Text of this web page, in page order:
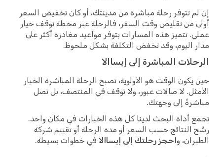
إن لم تتوفر رحلة مباشرة من مدينتك، أو كان تخفيض السعر
أولى من تقليص وقت السفر، فالرحلة عبر محطة توقف خيار
عملي. تتميز هذه المسارات بتوفر مواعيد مغادرة أكثر على
مدار اليوم، وقد تخفض التكلفة بشكل ملحوظ.
الرحلات المباشرة إلى إيساالا
حين يكون الوقت هو الأولوية، تصبح الرحلة المباشرة الخيار
الأمثل. لا صالات عبور، ولا توقف في المنتصف، بل تصل
مباشرةً إلى وجهتك.
تجمع أداة البحث لدينا كل هذه الخيارات في مكان واحد.
رشّح النتائج حسب السعر أو مدة الرحلة أو تقييم شركة
الطيران، واحجز رحلتك إلى إيساالا في خطوات بسيطة.